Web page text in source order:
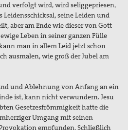
verfolgt wird, wird seliggepriesen,
Leidensschicksal, seine Leiden und
aber am Ende wie dieser von Gott
Leben in seiner ganzen Fülle
man in allem Leid jetzt schon
ausmalen, wie groß der Jubel am
wird.
und Ablehnung von Anfang an ein
ist, kann nicht verwundern. Jesu
Gesetzesfrömmigkeit hatte die
Umgang mit seinen
empfunden. Schließlich